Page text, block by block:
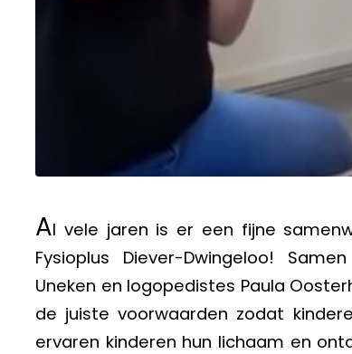
Al vele jaren is er een fijne
Fysioplus Diever-Dwingeloo!
Uneken en logopedistes Paula
de juiste voorwaarden zodat
ervaren kinderen hun lichaam en